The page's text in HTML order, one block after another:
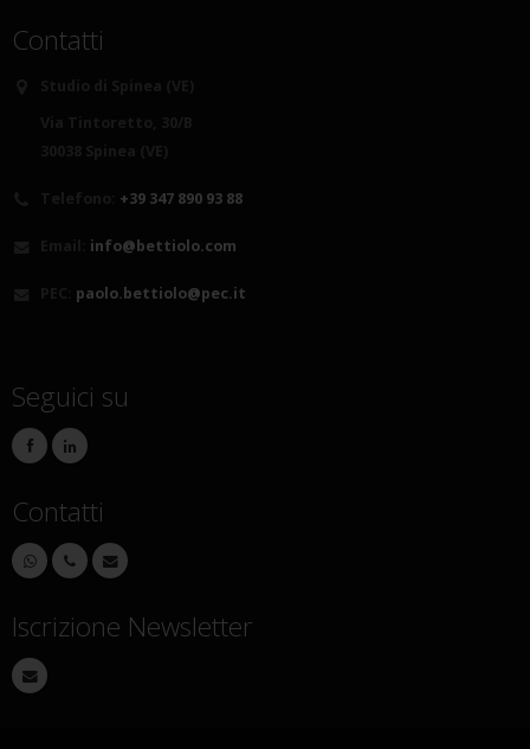
Contatti
+39 347 890 93 88
info@bettiolo.com
paolo.bettiolo@pec.it
Seguici su
Contatti
Iscrizione Newsletter